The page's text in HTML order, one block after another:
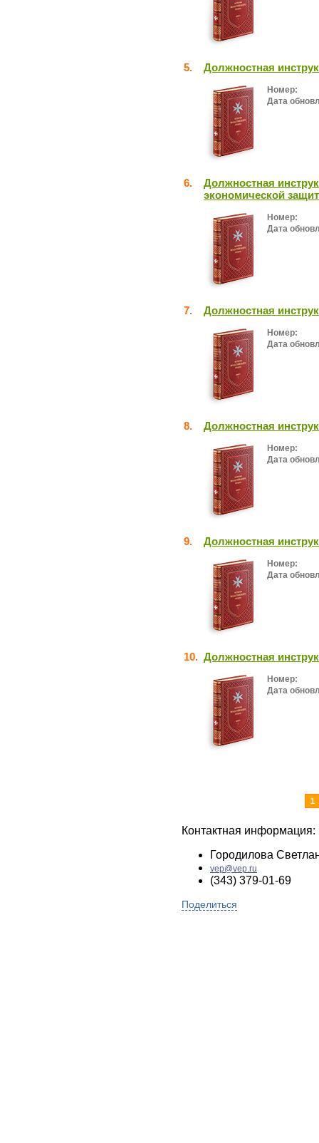
5. Должностная
Номер:
Дата
6.
Должностная
экономической
Номер:
Дата
7. Должностная
Номер:
Дата
8. Должностная
Номер:
Дата
9. Должностная
Номер:
Дата
10. Должностная
Номер:
Дата
1
Контактная информация:
Городилова
vep@vep.ru
(343) 379-01-69
Поделиться